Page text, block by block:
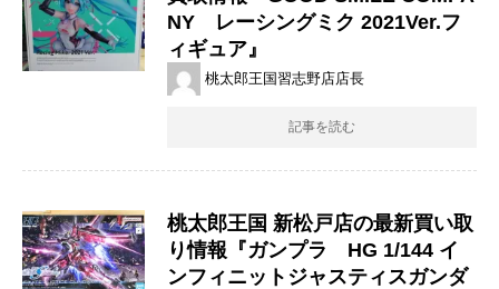
NY レーシングミク ​2021Ver.フ
ィギュア』
桃太郎王国習志野店店長
記事を読む
桃太郎王国 新松戸店の最新買い取
り情報『ガンプラ HG ​1/144 ​イ
ンフィニットジャスティスガンダ